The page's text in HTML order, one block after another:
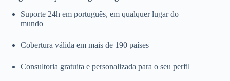
Suporte 24h em português, em qualquer lugar do
mundo
Cobertura válida em mais de 190 países
Consultoria gratuita e personalizada para o seu perfil